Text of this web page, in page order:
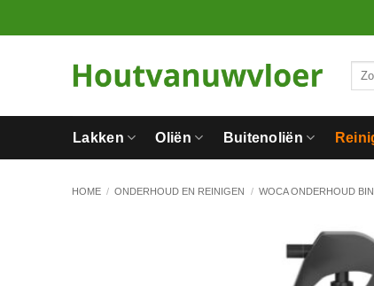
naar
Lakken Oliën Buitenoliën
HOME / ONDERHOUD EN REINIGEN / WOCA ONDERHOUD